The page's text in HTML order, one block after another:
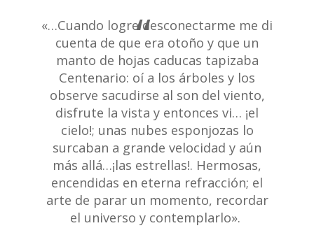
«…Cuando logre desconectarme me di
cuenta de que era otoño y que un
manto de hojas caducas tapizaba
Centenario: oí a los árboles y los
observe sacudirse al son del viento,
disfrute la vista y entonces vi… ¡el
cielo!; unas nubes esponjozas lo
surcaban a grande velocidad y aún
más allá…¡las estrellas!. Hermosas,
encendidas en eterna refracción; el
arte de parar un momento, recordar
el universo y contemplarlo».